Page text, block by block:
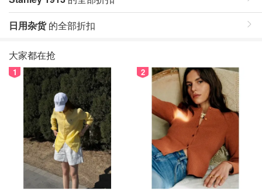
日用杂货的全部折扣
大家都在抢
1 2